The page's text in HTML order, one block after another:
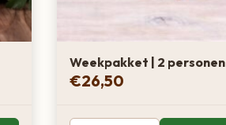
Weekpakket | 2 personen
€26,50